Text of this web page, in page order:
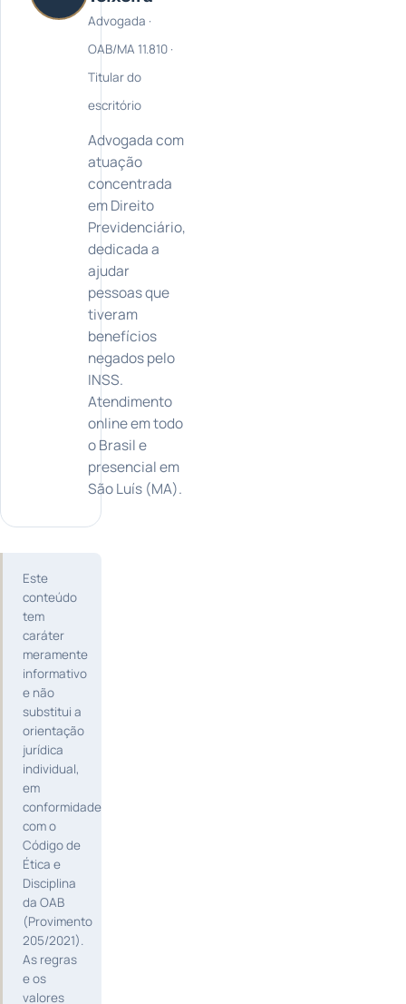
Advogada ·
OAB/MA 11.810 ·
Titular do
escritório
Advogada com
atuação
concentrada
em Direito
Previdenciário,
dedicada a
ajudar
pessoas que
tiveram
benefícios
negados pelo
INSS.
Atendimento
online em todo
o Brasil e
presencial em
São Luís (MA).
Este
conteúdo
tem
caráter
meramente
informativo
e não
substitui a
orientação
jurídica
individual,
em
conformidade
com o
Código de
Ética e
Disciplina
da OAB
(Provimento
205/2021).
As regras
e os
valores